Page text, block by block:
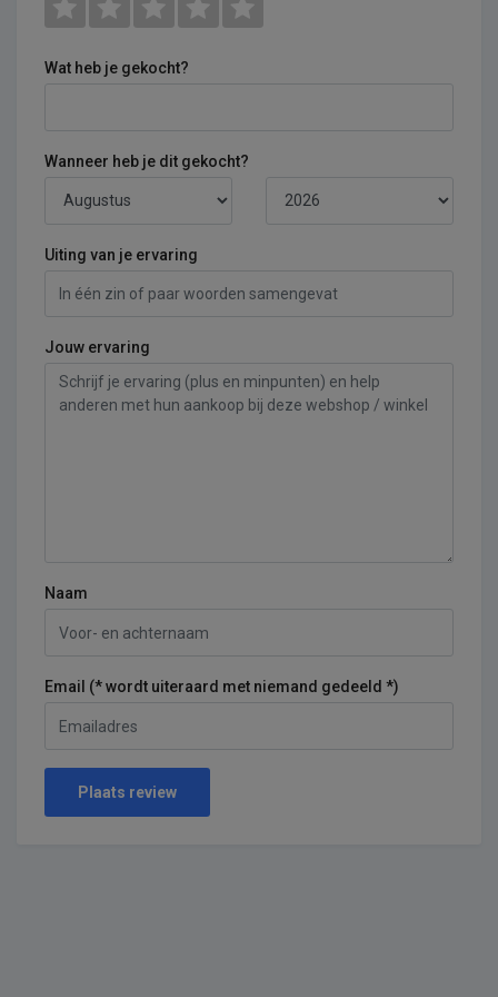
Wat heb je gekocht?
Wanneer heb je dit gekocht?
Uiting van je ervaring
Jouw ervaring
Naam
Email (* wordt uiteraard met niemand gedeeld *)
Plaats review